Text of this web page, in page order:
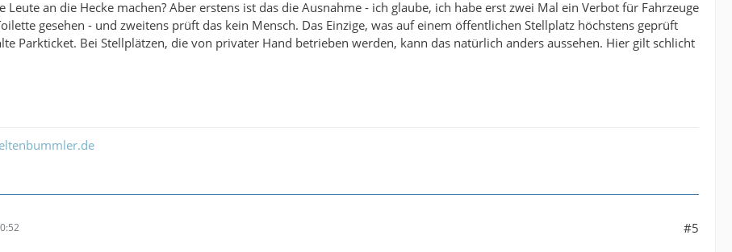
Leute an die Hecke machen? Aber erstens ist das die Ausnahme - ich glaube, ich habe erst zwei Mal ein Verbot für Fahrzeuge
gesehen - und zweitens prüft das kein Mensch. Das Einzige, was auf einem öffentlichen Stellplatz höchstens geprüft
Parkticket. Bei Stellplätzen, die von privater Hand betrieben werden, kann das natürlich anders aussehen. Hier gilt schlicht
#5